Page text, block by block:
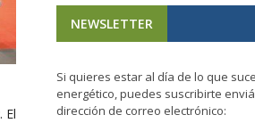
. El
NEWSLETTER
Si quieres estar al día de lo que
energético, puedes suscribirte
dirección de correo electrónico: